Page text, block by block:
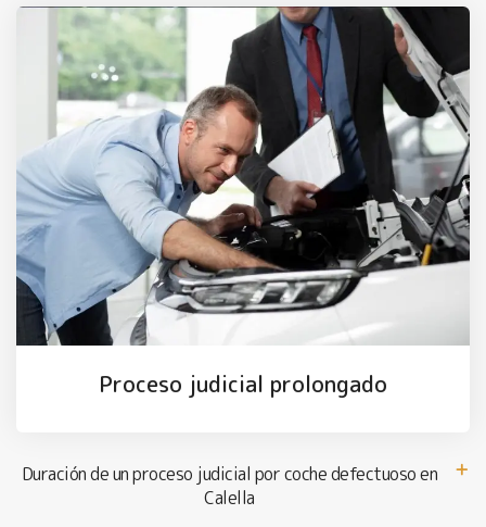
Proceso judicial prolongado
Duración de un proceso judicial por coche defectuoso en
Calella